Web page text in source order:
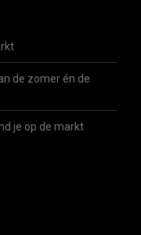
de zomer én de
je op de markt